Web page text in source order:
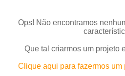
Ops! Não encontramos
Que tal criarmos um projeto
Clique aqui para fazermos